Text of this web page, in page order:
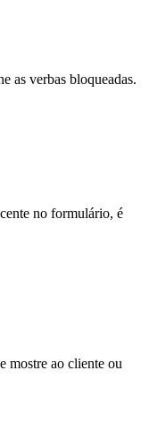
as verbas bloqueadas.
no formulário, é
mostre ao cliente ou